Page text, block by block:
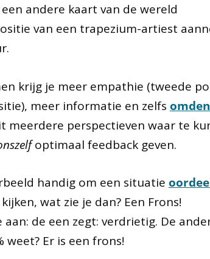
een andere kaart van de wereld
van een trapezium-artiest
krijg je meer empathie (tweede
meer informatie en zelfs
meerdere perspectieven waar te
optimaal feedback geven.
handig om een situatie
wat zie je dan? Een Frons!
de een zegt: verdrietig. De
weet? Er is een frons!